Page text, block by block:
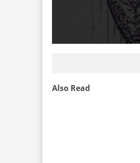
Also Read